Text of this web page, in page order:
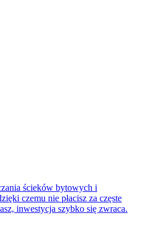
ścieków bytowych i
czemu nie płacisz za częste
inwestycja szybko się zwraca.